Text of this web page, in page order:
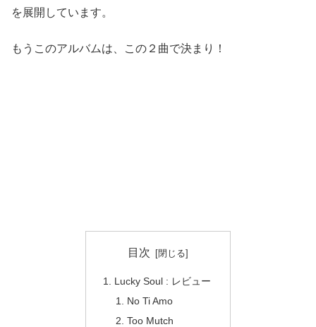
を展開しています。
もうこのアルバムは、この２曲で決まり！
目次
Lucky Soul : レビュー
No Ti Amo
Too Mutch